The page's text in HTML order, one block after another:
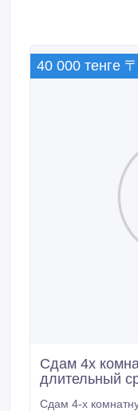
40 000 тенге 〒
Сдам 4х
длительный
Сдам 4-х